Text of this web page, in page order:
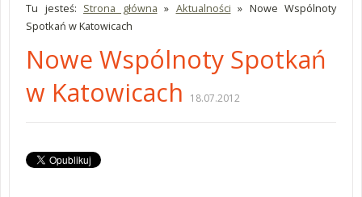
Tu jesteś: Strona główna » Aktualności » Nowe Wspólnoty
Spotkań w Katowicach
Nowe Wspólnoty Spotkań
w Katowicach
18.07.2012